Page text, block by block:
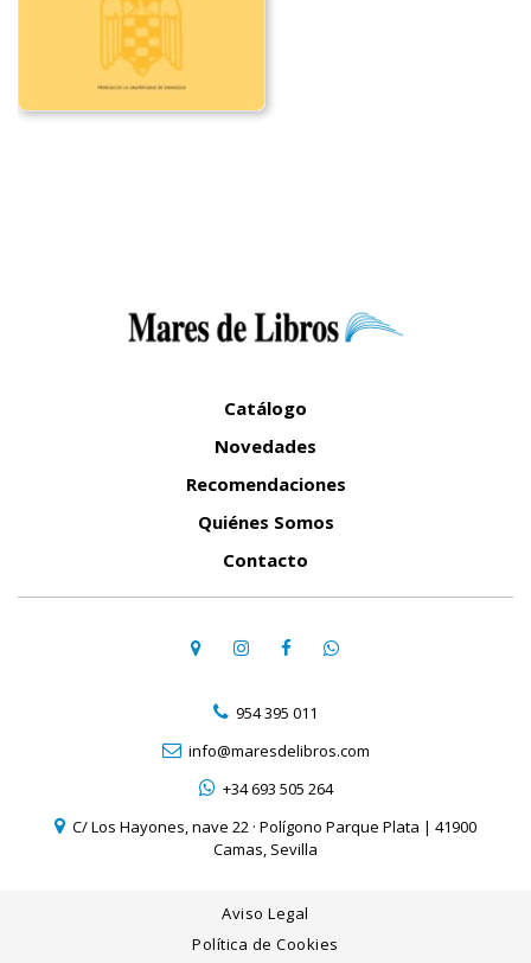
Catálogo
Novedades
Recomendaciones
Quiénes Somos
Contacto
954 395 011
info@maresdelibros.com
+34 693 505 264
C/ Los Hayones, nave 22 · Polígono Parque Plata | 41900
Camas, Sevilla
Aviso Legal
Política de Cookies